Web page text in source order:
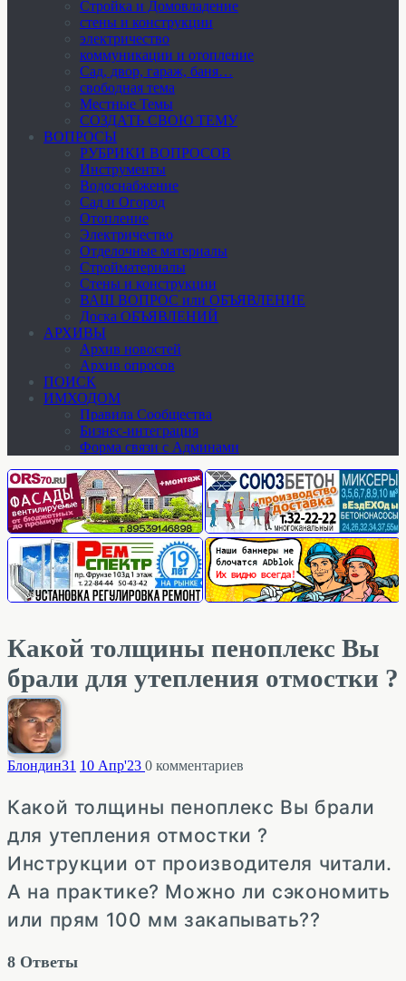
Стройка и Домовладение
стены и конструкции
электричество
коммуникации и отопление
Cад, двор, гараж, баня…
свободная тема
Местные Темы
СОЗДАТЬ СВОЮ ТЕМУ
ВОПРОСЫ
РУБРИКИ ВОПРОСОВ
Инструменты
Водоснабжение
Сад и Огород
Отопление
Электричество
Отделочные материалы
Стройматериалы
Стены и конструкции
ВАШ ВОПРОС или ОБЪЯВЛЕНИЕ
Доска ОБЪЯВЛЕНИЙ
АРХИВЫ
Архив новостей
Архив опросов
ПОИСК
ИМХОДОМ
Правила Сообщества
Бизнес-интеграция
Форма связи с Админами
Какой толщины пеноплекс Вы
брали для утепления отмостки ?
Блондин31 10 Апр'23 0 комментариев
Какой толщины пеноплекс Вы брали
для утепления отмостки ?
Инструкции от производителя читали.
А на практике? Можно ли сэкономить
или прям 100 мм закапывать??
8 Ответы